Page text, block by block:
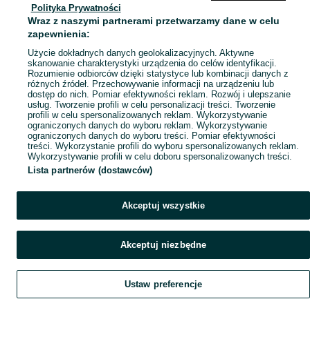
Mapa miejscowości
Mapa ministron
Szukaj Obserwujesz Dodaj Czat Konto
Polityka Prywatności
Wraz z naszymi partnerami przetwarzamy dane w celu
zapewnienia:
Użycie dokładnych danych geolokalizacyjnych. Aktywne
skanowanie charakterystyki urządzenia do celów identyfikacji.
Rozumienie odbiorców dzięki statystyce lub kombinacji danych z
różnych źródeł. Przechowywanie informacji na urządzeniu lub
dostęp do nich. Pomiar efektywności reklam. Rozwój i ulepszanie
usług. Tworzenie profili w celu personalizacji treści. Tworzenie
profili w celu spersonalizowanych reklam. Wykorzystywanie
ograniczonych danych do wyboru reklam. Wykorzystywanie
ograniczonych danych do wyboru treści. Pomiar efektywności
treści. Wykorzystanie profili do wyboru spersonalizowanych reklam.
Wykorzystywanie profili w celu doboru spersonalizowanych treści.
Lista partnerów (dostawców)
Akceptuj wszystkie
Akceptuj niezbędne
Ustaw preferencje